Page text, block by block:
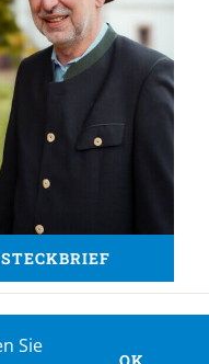
STECKBRIEF
Sie
OK